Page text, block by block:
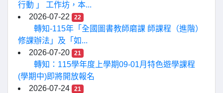
行動 」 工作坊，本...
2026-07-22
22
轉知-115年「全國圖書教師磨課 師課程（進階）
修課辦法」及「如...
2026-07-20
21
轉知：115學年度上學期09-01月特色遊學課程
(學期中)即將開放報名
2026-07-24
21